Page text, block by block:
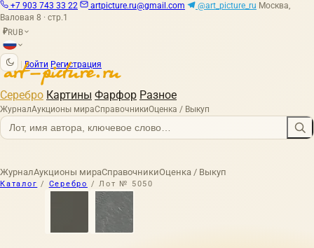
+7 903 743 33 22 artpicture.ru@gmail.com @art_picture_ru Москва,
Валовая 8 · стр.1
₽RUB
Войти Регистрация
Серебро Картины Фарфор Разное
ЖурналАукционы мираСправочникиОценка / Выкуп
ЖурналАукционы мираСправочникиОценка / Выкуп
Каталог / Серебро / Лот № 5050